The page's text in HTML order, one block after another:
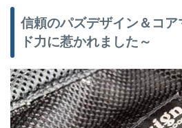
信頼のパズデザイン＆コ
ド力に惹かれました～